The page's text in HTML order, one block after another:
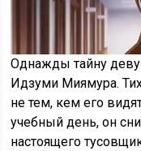
Однажды тайну
Идзуми Миямура.
не тем, кем его
учебный день, он
настоящего